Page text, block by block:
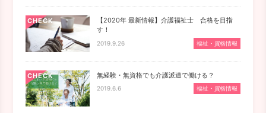
CHECK
【2020年 最新情報】介護福祉士 合格を目指
す！
2019.9.26 福祉・資格情報
CHECK 無経験・無資格でも介護派遣で働ける？
2019.6.6 福祉・資格情報